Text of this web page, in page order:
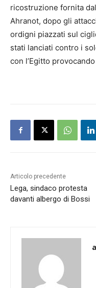
ricostruzione fornita
Ahranot, dopo gli
ordigni piazzati sul
stati lanciati contro i
con l’Egitto
Articolo precedente
Lega, sindaco protesta
davanti albergo di Bossi